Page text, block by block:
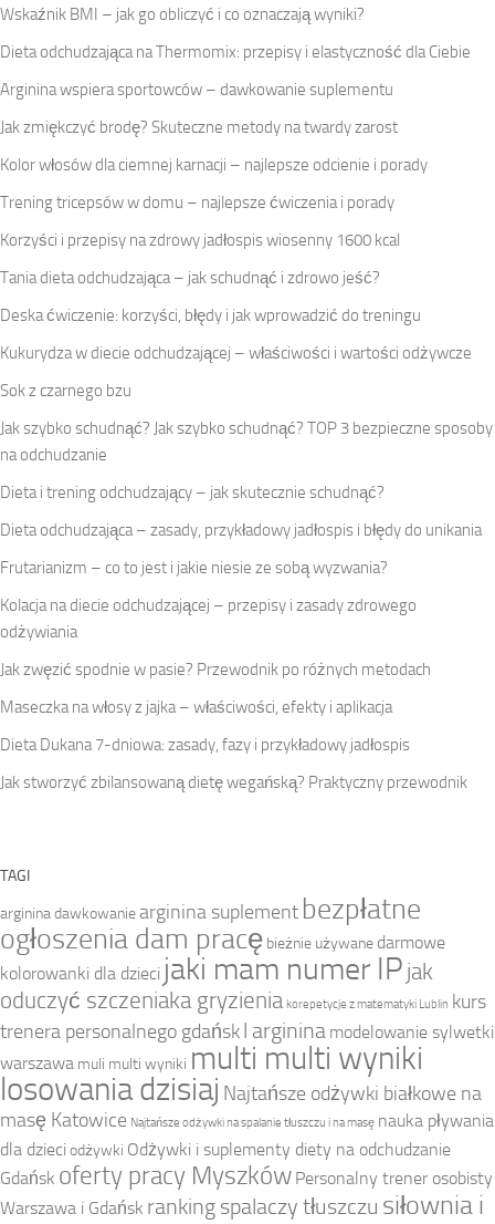
Wskaźnik BMI – jak go obliczyć i co oznaczają wyniki?
Dieta odchudzająca na Thermomix: przepisy i elastyczność dla Ciebie
Arginina wspiera sportowców – dawkowanie suplementu
Jak zmiękczyć brodę? Skuteczne metody na twardy zarost
Kolor włosów dla ciemnej karnacji – najlepsze odcienie i porady
Trening tricepsów w domu – najlepsze ćwiczenia i porady
Korzyści i przepisy na zdrowy jadłospis wiosenny 1600 kcal
Tania dieta odchudzająca – jak schudnąć i zdrowo jeść?
Deska ćwiczenie: korzyści, błędy i jak wprowadzić do treningu
Kukurydza w diecie odchudzającej – właściwości i wartości odżywcze
Sok z czarnego bzu
Jak szybko schudnąć? Jak szybko schudnąć? TOP 3 bezpieczne sposoby
na odchudzanie
Dieta i trening odchudzający – jak skutecznie schudnąć?
Dieta odchudzająca – zasady, przykładowy jadłospis i błędy do unikania
Frutarianizm – co to jest i jakie niesie ze sobą wyzwania?
Kolacja na diecie odchudzającej – przepisy i zasady zdrowego
odżywiania
Jak zwęzić spodnie w pasie? Przewodnik po różnych metodach
Maseczka na włosy z jajka – właściwości, efekty i aplikacja
Dieta Dukana 7-dniowa: zasady, fazy i przykładowy jadłospis
Jak stworzyć zbilansowaną dietę wegańską? Praktyczny przewodnik
TAGI
arginina dawkowaniearginina suplement bezpłatne
ogłoszenia dam pracę bieżnie używane darmowe
kolorowanki dla dzieci jaki mam numer IP jak
oduczyć szczeniaka gryzienia korepetycje z matematyki Lublin kurs
trenera personalnego gdańskl arginina modelowanie sylwetki
warszawa muli multi wyniki multi multi wyniki
losowania dzisiaj Najtańsze odżywki białkowe na
masę Katowice Najtańsze odżywki na spalanie tłuszczu i na masę nauka pływania
dla dzieci odżywki Odżywki i suplementy diety na odchudzanie
Gdańsk oferty pracy Myszków Personalny trener osobisty
Warszawa i Gdańsk ranking spalaczy tłuszczu siłownia i